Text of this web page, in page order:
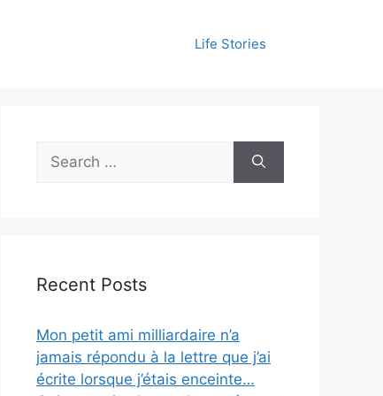
Life Stories
Search
for:
Recent Posts
Mon petit ami milliardaire n’a
jamais répondu à la lettre que j’ai
écrite lorsque j’étais enceinte…